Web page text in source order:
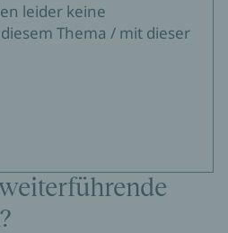
leider keine
Thema / mit dieser